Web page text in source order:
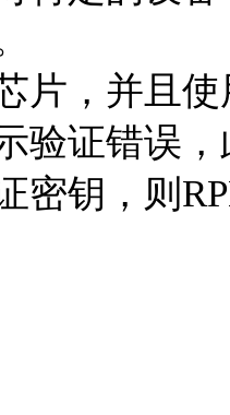
片，并且
验证错误
密钥，则